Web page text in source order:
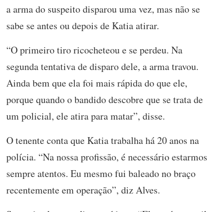
a arma do suspeito disparou uma vez, mas não se
sabe se antes ou depois de Katia atirar.
“O primeiro tiro ricocheteou e se perdeu. Na
segunda tentativa de disparo dele, a arma travou.
Ainda bem que ela foi mais rápida do que ele,
porque quando o bandido descobre que se trata de
um policial, ele atira para matar”, disse.
O tenente conta que Katia trabalha há 20 anos na
polícia. “Na nossa profissão, é necessário estarmos
sempre atentos. Eu mesmo fui baleado no braço
recentemente em operação”, diz Alves.